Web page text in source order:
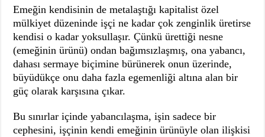
Sahel’den Ceuta’ya Yönelen Göç Dalgası
24. Munzur Kültür ve Doğa Festivali’nde Keyfi Gözaltılar
Emeğin kendisinin de metalaştığı kapitalist özel
mülkiyet düzeninde işçi ne kadar çok zenginlik üretirse
kendisi o kadar yoksullaşır. Çünkü ürettiği nesne
(emeğinin ürünü) ondan bağımsızlaşmış, ona yabancı,
dahası sermaye biçimine bürünerek onun üzerinde,
büyüdükçe onu daha fazla egemenliği altına alan bir
güç olarak karşısına çıkar.
Bu sınırlar içinde yabancılaşma, işin sadece bir
cephesini, işçinin kendi emeğinin ürünüyle olan ilişkisi